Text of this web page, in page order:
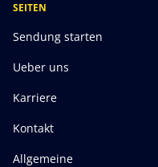
SEITEN
Sendung starten
Ueber uns
Karriere
Kontakt
Allgemeine